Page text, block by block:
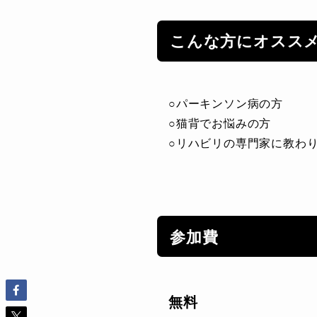
こんな方にオススメ
○パーキンソン病の方
○猫背でお悩みの方
○リハビリの専門家に教わ
参加費
無料